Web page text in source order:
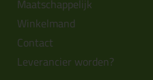
Winkelmand
Contact
Leverancier worden?